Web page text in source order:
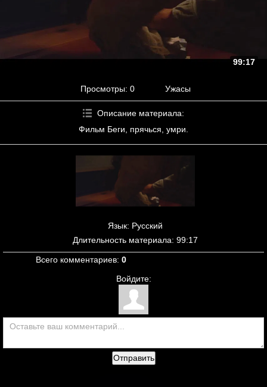
99:17
Просмотры: 0 Ужасы
Описание материала:
Фильм Беги, прячься, умри.
Язык: Русский
Длительность материала: 99:17
Всего комментариев: 0
Войдите:
Отправить